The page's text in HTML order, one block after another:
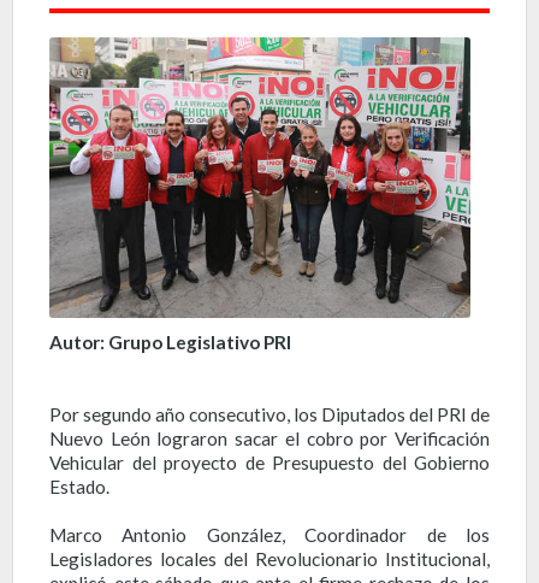
Autor: Grupo Legislativo PRI
Por segundo año consecutivo, los Diputados del PRI de
Nuevo León lograron sacar el cobro por Verificación
Vehicular del proyecto de Presupuesto del Gobierno
Estado.
Marco Antonio González, Coordinador de los
Legisladores locales del Revolucionario Institucional,